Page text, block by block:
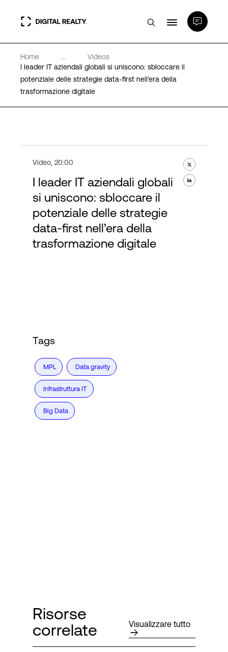
Data center
PlatformDIGITAL®
Competenze e Risorse
Chi Siamo
Language
Home ...
Videos
I leader IT aziendali globali si uniscono: sbloccare il
potenziale delle strategie data-first nell’era della
trasformazione digitale
Video, 20:00
I leader IT aziendali globali
si uniscono: sbloccare il
potenziale delle strategie
data-first nell’era della
trasformazione digitale
Tags
MPL Data gravity
Infrastruttura IT
Big Data
Risorse
correlate
Visualizzare tutto